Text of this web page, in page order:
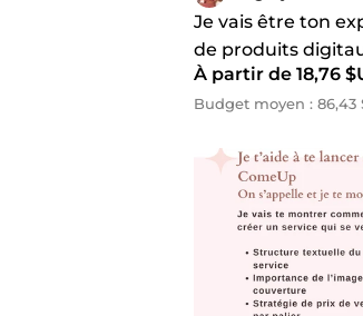
Je vais être ton
de produits
À partir de 18,76
Budget moyen : 86,43